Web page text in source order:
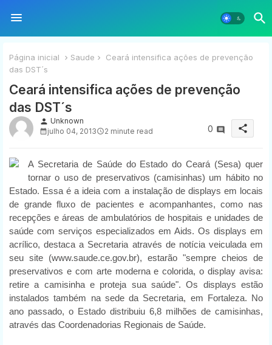
Página inicial Saude
Ceará intensifica ações de prevenção
das DST´s
Ceará intensifica ações de prevenção
das DST´s
person Unknown
julho 04, 2013
2 minute read 0 share
A Secretaria de Saúde do Estado do Ceará (Sesa) quer
tornar o uso de preservativos (camisinhas) um hábito no
Estado. Essa é a ideia com a instalação de displays em locais
de grande fluxo de pacientes e acompanhantes, como nas
recepções e áreas de ambulatórios de hospitais e unidades de
saúde com serviços especializados em Aids. Os displays em
acrílico, destaca a Secretaria através de notícia veiculada em
seu site (www.saude.ce.gov.br), estarão "sempre cheios de
preservativos e com arte moderna e colorida, o display avisa:
retire a camisinha e proteja sua saúde". Os displays estão
instalados também na sede da Secretaria, em Fortaleza. No
ano passado, o Estado distribuiu 6,8 milhões de camisinhas,
através das Coordenadorias Regionais de Saúde.